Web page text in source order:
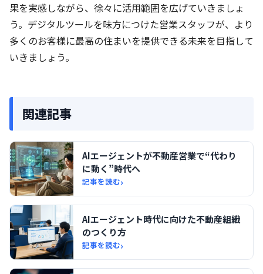
果を実感しながら、徐々に活用範囲を広げていきましょ
う。デジタルツールを味方につけた営業スタッフが、より
多くのお客様に最高の住まいを提供できる未来を目指して
いきましょう。
関連記事
AIエージェントが不動産営業で“代わり
に動く”時代へ
記事を読む›
AIエージェント時代に向けた不動産組織
のつくり方
記事を読む›